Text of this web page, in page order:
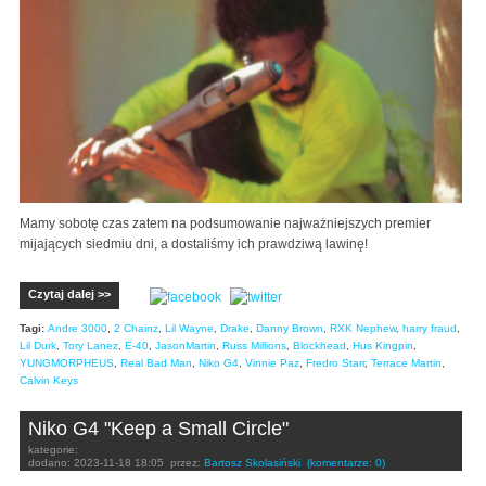
Mamy sobotę czas zatem na podsumowanie najważniejszych premier
mijających siedmiu dni, a dostaliśmy ich prawdziwą lawinę!
Czytaj dalej >>
Tagi: Andre 3000, 2 Chainz, Lil Wayne, Drake, Danny Brown, RXK Nephew, harry fraud,
Lil Durk, Tory Lanez, E-40, JasonMartin, Russ Millions, Blockhead, Hus Kingpin,
YUNGMORPHEUS, Real Bad Man, Niko G4, Vinnie Paz, Fredro Starr, Terrace Martin,
Calvin Keys
Niko G4 "Keep a Small Circle"
kategorie:
dodano: 2023-11-18 18:05 przez: Bartosz Skolasiński (komentarze: 0)